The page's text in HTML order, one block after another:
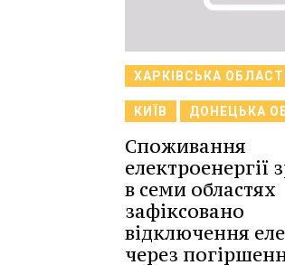
ХАРКІВСЬКА
КИЇВ ДОНЕЦЬКА
Споживання
електроенергії
в семи областях
зафіксовано
відключення
через